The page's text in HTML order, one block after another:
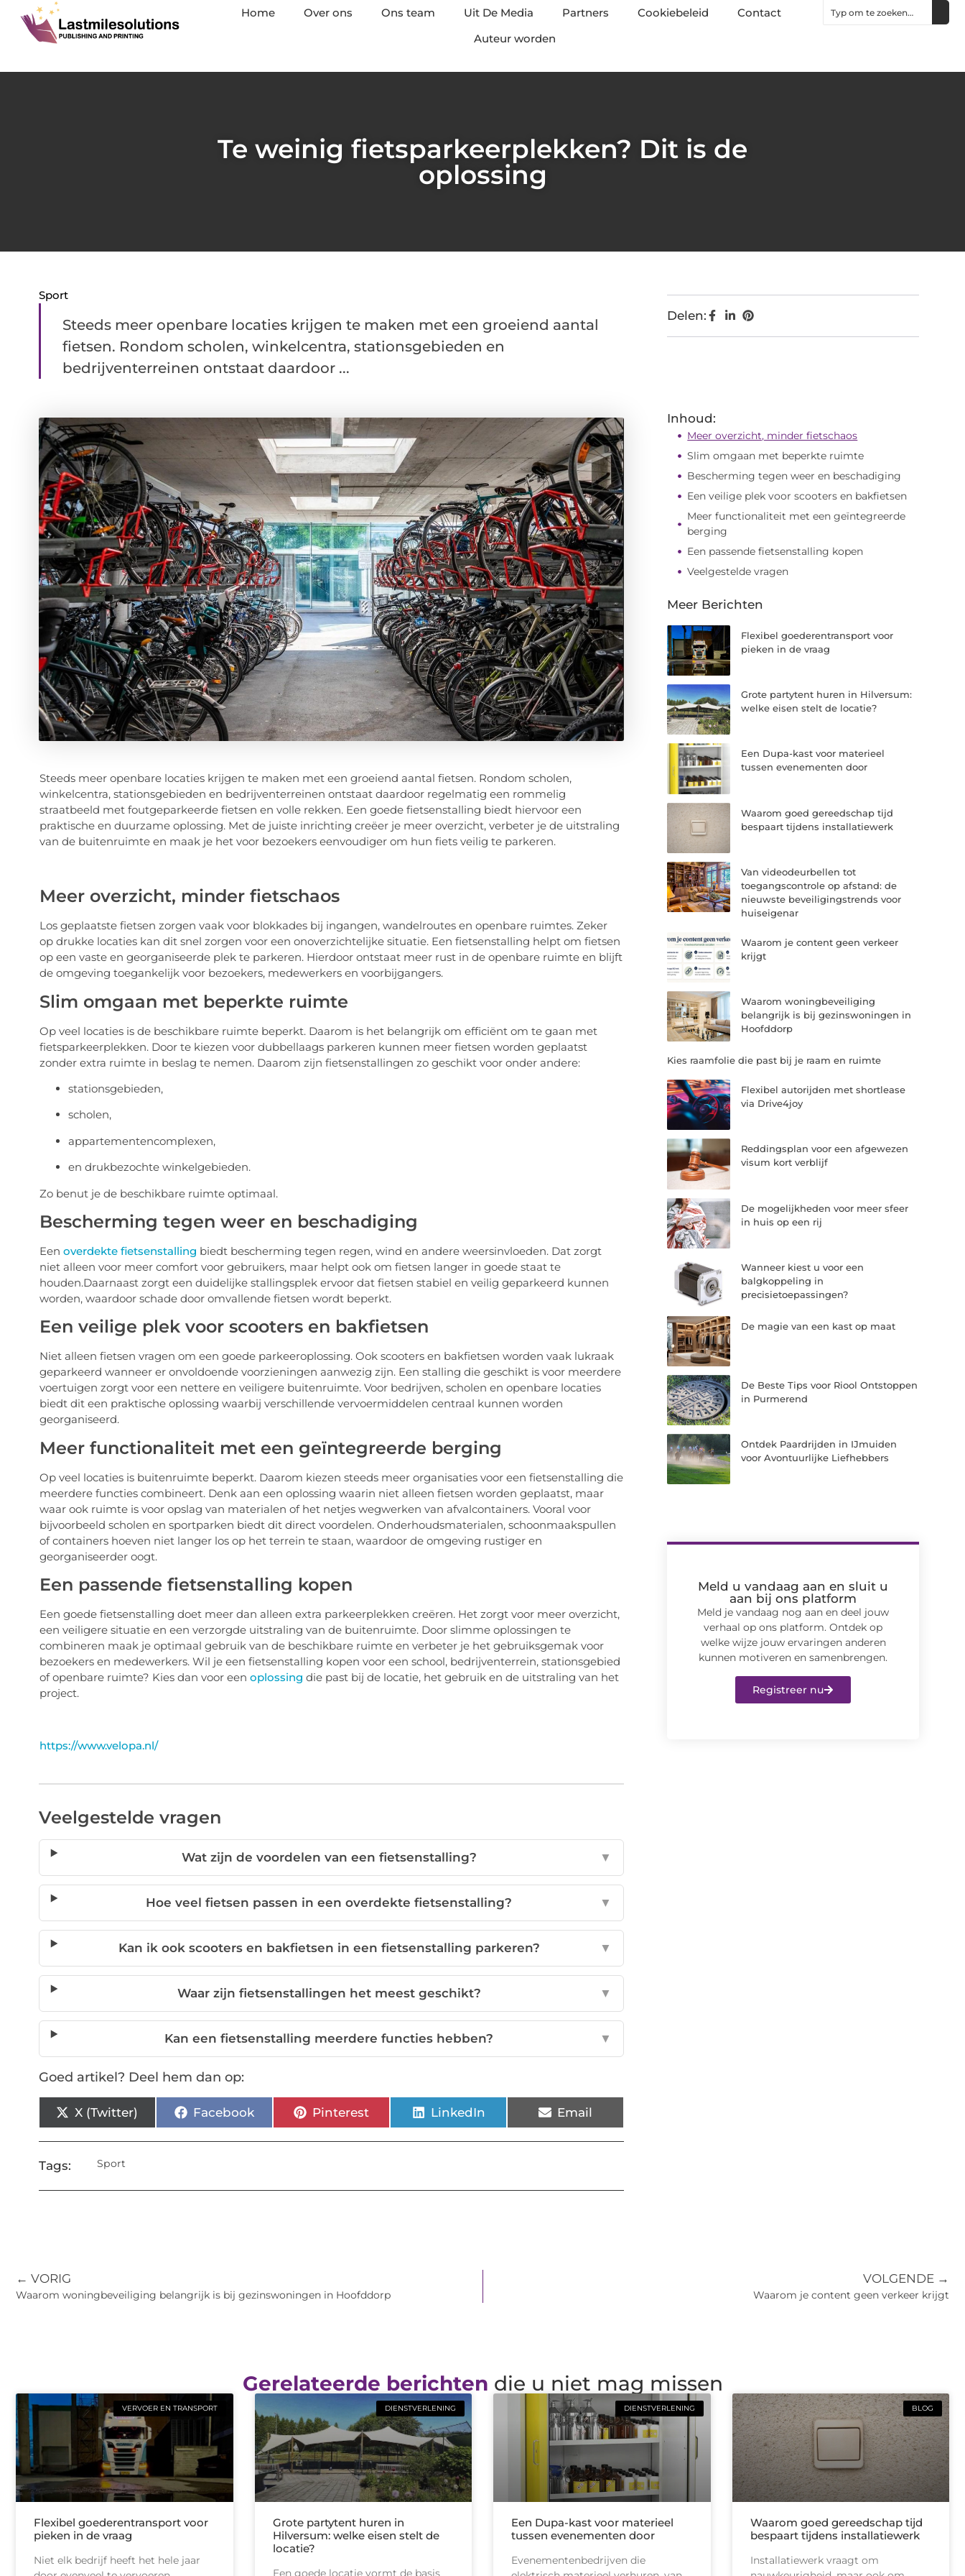
Home Over ons Ons team Uit De Media Partners Cookiebeleid
Contact
Auteur worden
Te weinig fietsparkeerplekken? Dit is de
oplossing
Sport
Steeds meer openbare locaties krijgen te maken met een groeiend aantal
fietsen. Rondom scholen, winkelcentra, stationsgebieden en
bedrijventerreinen ontstaat daardoor ...
Steeds meer openbare locaties krijgen te maken met een groeiend aantal fietsen. Rondom scholen,
winkelcentra, stationsgebieden en bedrijventerreinen ontstaat daardoor regelmatig een rommelig
straatbeeld met foutgeparkeerde fietsen en volle rekken. Een goede fietsenstalling biedt hiervoor een
praktische en duurzame oplossing. Met de juiste inrichting creëer je meer overzicht, verbeter je de uitstraling
van de buitenruimte en maak je het voor bezoekers eenvoudiger om hun fiets veilig te parkeren.
Meer overzicht, minder fietschaos
Los geplaatste fietsen zorgen vaak voor blokkades bij ingangen, wandelroutes en openbare ruimtes. Zeker
op drukke locaties kan dit snel zorgen voor een onoverzichtelijke situatie. Een fietsenstalling helpt om fietsen
op een vaste en georganiseerde plek te parkeren. Hierdoor ontstaat meer rust in de openbare ruimte en blijft
de omgeving toegankelijk voor bezoekers, medewerkers en voorbijgangers.
Slim omgaan met beperkte ruimte
Op veel locaties is de beschikbare ruimte beperkt. Daarom is het belangrijk om efficiënt om te gaan met
fietsparkeerplekken. Door te kiezen voor dubbellaags parkeren kunnen meer fietsen worden geplaatst
zonder extra ruimte in beslag te nemen. Daarom zijn fietsenstallingen zo geschikt voor onder andere:
stationsgebieden,
scholen,
appartementencomplexen,
en drukbezochte winkelgebieden.
Zo benut je de beschikbare ruimte optimaal.
Bescherming tegen weer en beschadiging
Een overdekte fietsenstalling biedt bescherming tegen regen, wind en andere weersinvloeden. Dat zorgt
niet alleen voor meer comfort voor gebruikers, maar helpt ook om fietsen langer in goede staat te
houden.Daarnaast zorgt een duidelijke stallingsplek ervoor dat fietsen stabiel en veilig geparkeerd kunnen
worden, waardoor schade door omvallende fietsen wordt beperkt.
Een veilige plek voor scooters en bakfietsen
Niet alleen fietsen vragen om een goede parkeeroplossing. Ook scooters en bakfietsen worden vaak lukraak
geparkeerd wanneer er onvoldoende voorzieningen aanwezig zijn. Een stalling die geschikt is voor meerdere
voertuigen zorgt voor een nettere en veiligere buitenruimte. Voor bedrijven, scholen en openbare locaties
biedt dit een praktische oplossing waarbij verschillende vervoermiddelen centraal kunnen worden
georganiseerd.
Meer functionaliteit met een geïntegreerde berging
Op veel locaties is buitenruimte beperkt. Daarom kiezen steeds meer organisaties voor een fietsenstalling die
meerdere functies combineert. Denk aan een oplossing waarin niet alleen fietsen worden geplaatst, maar
waar ook ruimte is voor opslag van materialen of het netjes wegwerken van afvalcontainers. Vooral voor
bijvoorbeeld scholen en sportparken biedt dit direct voordelen. Onderhoudsmaterialen, schoonmaakspullen
of containers hoeven niet langer los op het terrein te staan, waardoor de omgeving rustiger en
georganiseerder oogt.
Een passende fietsenstalling kopen
Een goede fietsenstalling doet meer dan alleen extra parkeerplekken creëren. Het zorgt voor meer overzicht,
een veiligere situatie en een verzorgde uitstraling van de buitenruimte. Door slimme oplossingen te
combineren maak je optimaal gebruik van de beschikbare ruimte en verbeter je het gebruiksgemak voor
bezoekers en medewerkers. Wil je een fietsenstalling kopen voor een school, bedrijventerrein, stationsgebied
of openbare ruimte? Kies dan voor een oplossing die past bij de locatie, het gebruik en de uitstraling van het
project.
https://www.velopa.nl/
Veelgestelde vragen
Wat zijn de voordelen van een fietsenstalling? ▼
Hoe veel fietsen passen in een overdekte fietsenstalling? ▼
Kan ik ook scooters en bakfietsen in een fietsenstalling parkeren? ▼
Waar zijn fietsenstallingen het meest geschikt? ▼
Kan een fietsenstalling meerdere functies hebben? ▼
Goed artikel? Deel hem dan op:
X (Twitter) Facebook Pinterest LinkedIn Email
Tags: Sport
Delen:
Inhoud:
Meer overzicht, minder fietschaos
Slim omgaan met beperkte ruimte
Bescherming tegen weer en beschadiging
Een veilige plek voor scooters en bakfietsen
Meer functionaliteit met een geïntegreerde
berging
Een passende fietsenstalling kopen
Veelgestelde vragen
Meer Berichten
Flexibel goederentransport voor
pieken in de vraag
Grote partytent huren in Hilversum:
welke eisen stelt de locatie?
Een Dupa-kast voor materieel
tussen evenementen door
Waarom goed gereedschap tijd
bespaart tijdens installatiewerk
Van videodeurbellen tot
toegangscontrole op afstand: de
nieuwste beveiligingstrends voor
huiseigenar
Waarom je content geen verkeer
krijgt
Waarom woningbeveiliging
belangrijk is bij gezinswoningen in
Hoofddorp
Kies raamfolie die past bij je raam en ruimte
Flexibel autorijden met shortlease
via Drive4joy
Reddingsplan voor een afgewezen
visum kort verblijf
De mogelijkheden voor meer sfeer
in huis op een rij
Wanneer kiest u voor een
balgkoppeling in
precisietoepassingen?
De magie van een kast op maat
De Beste Tips voor Riool Ontstoppen
in Purmerend
Ontdek Paardrijden in IJmuiden
voor Avontuurlijke Liefhebbers
Meld u vandaag aan en sluit u
aan bij ons platform
Meld je vandaag nog aan en deel jouw
verhaal op ons platform. Ontdek op
welke wijze jouw ervaringen anderen
kunnen motiveren en samenbrengen.
Registreer nu
← VORIG
Waarom woningbeveiliging belangrijk is bij gezinswoningen in Hoofddorp
VOLGENDE →
Waarom je content geen verkeer krijgt
Gerelateerde berichten die u niet mag missen
VERVOER EN TRANSPORT
Flexibel goederentransport voor
pieken in de vraag
Niet elk bedrijf heeft het hele jaar
DIENSTVERLENING
Grote partytent huren in
Hilversum: welke eisen stelt de
locatie?
Een goede locatie vormt de basis
DIENSTVERLENING
Een Dupa-kast voor materieel
tussen evenementen door
Evenementenbedrijven die
BLOG
Waarom goed gereedschap tijd
bespaart tijdens installatiewerk
Installatiewerk vraagt om